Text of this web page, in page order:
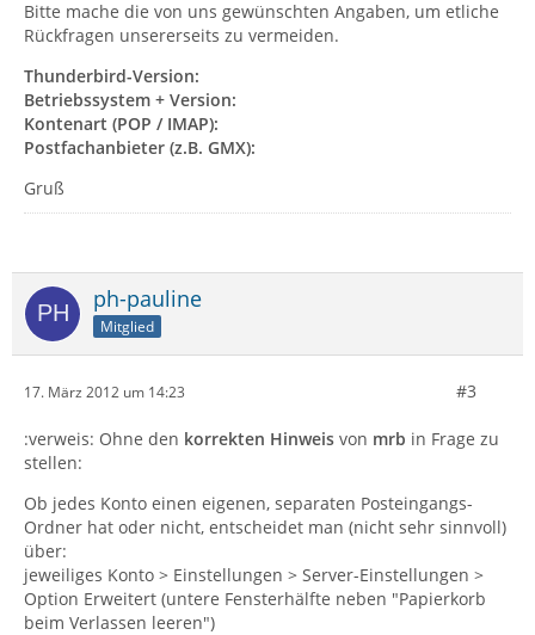
Bitte mache die von uns gewünschten Angaben, um etliche
Rückfragen unsererseits zu vermeiden.
Thunderbird-Version:
Betriebssystem + Version:
Kontenart (POP / IMAP):
Postfachanbieter (z.B. GMX):
Gruß
ph-pauline
Mitglied
17. März 2012 um 14:23 #3
:verweis: Ohne den korrekten Hinweis von mrb in Frage zu
stellen:
Ob jedes Konto einen eigenen, separaten Posteingangs-
Ordner hat oder nicht, entscheidet man (nicht sehr sinnvoll)
über:
jeweiliges Konto > Einstellungen > Server-Einstellungen >
Option Erweitert (untere Fensterhälfte neben "Papierkorb
beim Verlassen leeren")